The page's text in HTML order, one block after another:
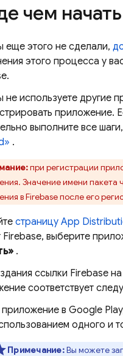
чем начать
еще этого не сделали,
этого процесса у
не используете другие
приложение.
выполните все
.
при регистрации
Значение имени пакета
в Firebase после его
страницу App
Firebase, выберите
.
ссылки Firebase
соответствует
в Google
одного и
Примечание:Вы можете